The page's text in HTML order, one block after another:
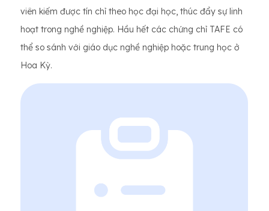
viên kiếm được tín chỉ theo học đại học, thúc đẩy sự linh
hoạt trong nghề nghiệp. Hầu hết các chứng chỉ TAFE có
thể so sánh với giáo dục nghề nghiệp hoặc trung học ở
Hoa Kỳ.